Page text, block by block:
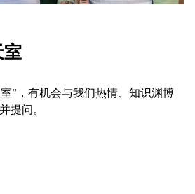
室
"，有机会与我们热情、知识渊博
提问。